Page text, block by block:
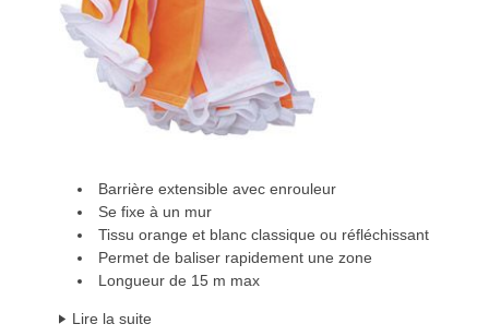
Barrière extensible avec enrouleur
Se fixe à un mur
Tissu orange et blanc classique ou réfléchissant
Permet de baliser rapidement une zone
Longueur de 15 m max
Lire la suite